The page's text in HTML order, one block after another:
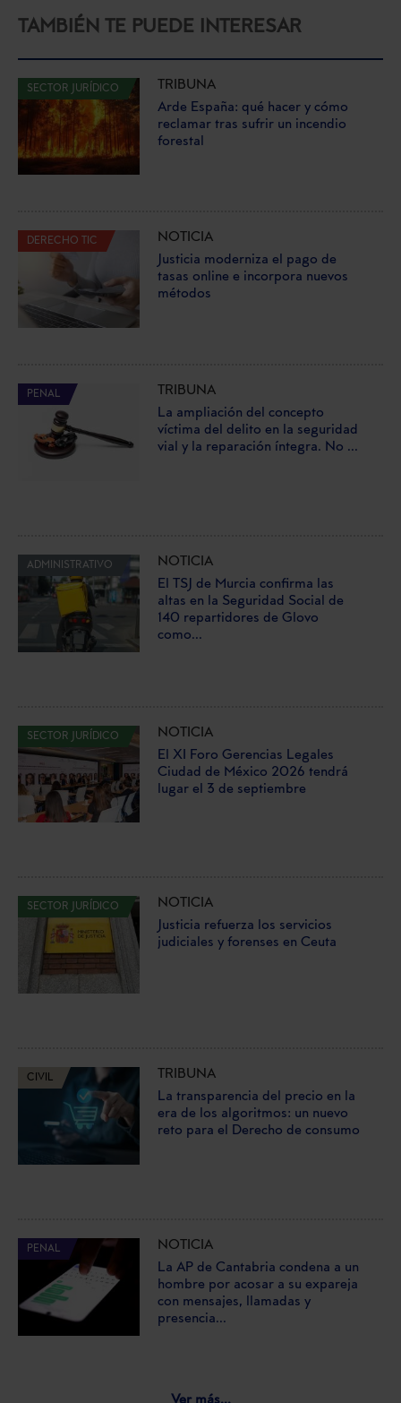
TAMBIÉN TE PUEDE INTERESAR
SECTOR JURÍDICO
TRIBUNA
Arde España: qué hacer y cómo
reclamar tras sufrir un incendio
forestal
DERECHO TIC
NOTICIA
Justicia moderniza el pago de
tasas online e incorpora nuevos
métodos
PENAL
TRIBUNA
La ampliación del concepto
víctima del delito en la seguridad
vial y la reparación íntegra. No ...
ADMINISTRATIVO
NOTICIA
El TSJ de Murcia confirma las
altas en la Seguridad Social de
140 repartidores de Glovo
como...
SECTOR JURÍDICO
NOTICIA
El XI Foro Gerencias Legales
Ciudad de México 2026 tendrá
lugar el 3 de septiembre
SECTOR JURÍDICO
NOTICIA
Justicia refuerza los servicios
judiciales y forenses en Ceuta
CIVIL
TRIBUNA
La transparencia del precio en la
era de los algoritmos: un nuevo
reto para el Derecho de consumo
PENAL
NOTICIA
La AP de Cantabria condena a un
hombre por acosar a su expareja
con mensajes, llamadas y
presencia...
Ver más...